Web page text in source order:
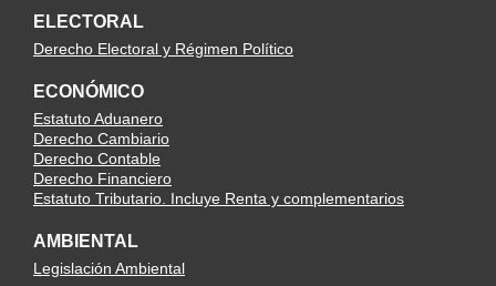
ELECTORAL
Derecho Electoral y Régimen Político
ECONÓMICO
Estatuto Aduanero
Derecho Cambiario
Derecho Contable
Derecho Financiero
Estatuto Tributario. Incluye Renta y complementarios
AMBIENTAL
Legislación Ambiental